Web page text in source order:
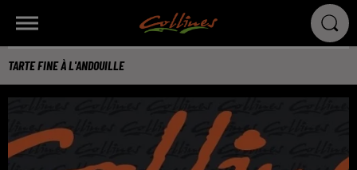
TARTE FINE À L'ANDOUILLE